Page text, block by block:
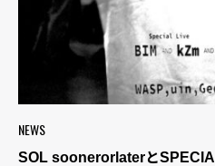
NEWS
SOL soonerorlaterと